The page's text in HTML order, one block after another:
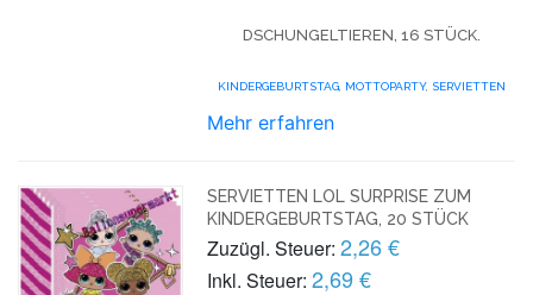
DSCHUNGELTIEREN, 16 STÜCK.
KINDERGEBURTSTAG, MOTTOPARTY, SERVIETTEN
Mehr erfahren
SERVIETTEN LOL SURPRISE ZUM
KINDERGEBURTSTAG, 20 STÜCK
Zuzügl. Steuer: 2,26 €
Inkl. Steuer: 2,69 €